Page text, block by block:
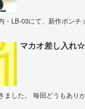
・LB-03にて、新作ポン
マカオ差し入
ました。 毎回どうもあり